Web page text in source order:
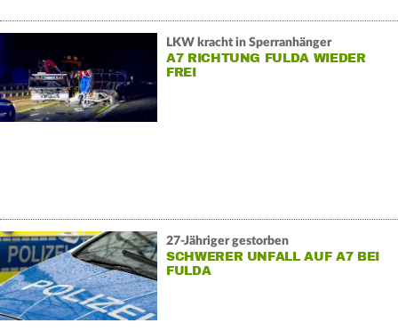
LKW kracht in Sperranhänger
A7 RICHTUNG FULDA WIEDER
FREI
27-Jähriger gestorben
SCHWERER UNFALL AUF A7 BEI
FULDA